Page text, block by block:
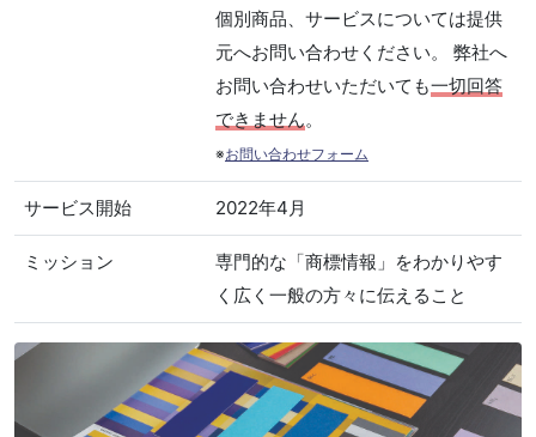
個別商品、サービスについては提供
元へお問い合わせください。 弊社へ
お問い合わせいただいても一切回答
できません。
※お問い合わせフォーム
サービス開始 2022年4月
ミッション
専門的な「商標情報」をわかりやす
く広く一般の方々に伝えること